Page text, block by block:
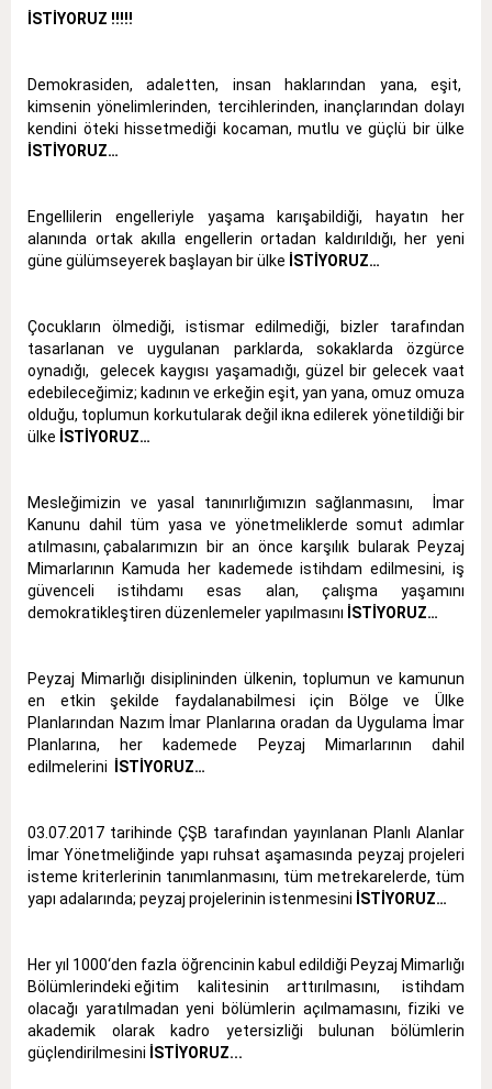
İSTİYORUZ !!!!!
Demokrasiden, adaletten, insan haklarından yana, eşit,
kimsenin yönelimlerinden, tercihlerinden, inançlarından dolayı
kendini öteki hissetmediği kocaman, mutlu ve güçlü bir ülke
İSTİYORUZ…
Engellilerin engelleriyle yaşama karışabildiği, hayatın her
alanında ortak akılla engellerin ortadan kaldırıldığı, her yeni
güne gülümseyerek başlayan bir ülke İSTİYORUZ…
Çocukların ölmediği, istismar edilmediği, bizler tarafından
tasarlanan ve uygulanan parklarda, sokaklarda özgürce
oynadığı, gelecek kaygısı yaşamadığı, güzel bir gelecek vaat
edebileceğimiz; kadının ve erkeğin eşit, yan yana, omuz omuza
olduğu, toplumun korkutularak değil ikna edilerek yönetildiği bir
ülke İSTİYORUZ…
Mesleğimizin ve yasal tanınırlığımızın sağlanmasını, İmar
Kanunu dahil tüm yasa ve yönetmeliklerde somut adımlar
atılmasını, çabalarımızın bir an önce karşılık bularak Peyzaj
Mimarlarının Kamuda her kademede istihdam edilmesini, iş
güvenceli istihdamı esas alan, çalışma yaşamını
demokratikleştiren düzenlemeler yapılmasını İSTİYORUZ…
Peyzaj Mimarlığı disiplininden ülkenin, toplumun ve kamunun
en etkin şekilde faydalanabilmesi için Bölge ve Ülke
Planlarından Nazım İmar Planlarına oradan da Uygulama İmar
Planlarına, her kademede Peyzaj Mimarlarının dahil
edilmelerini
İSTİYORUZ…
03.07.2017 tarihinde ÇŞB tarafından yayınlanan Planlı Alanlar
İmar Yönetmeliğinde yapı ruhsat aşamasında peyzaj projeleri
isteme kriterlerinin tanımlanmasını, tüm metrekarelerde, tüm
yapı adalarında; peyzaj projelerinin istenmesini İSTİYORUZ…
Her yıl 1000‘den fazla öğrencinin kabul edildiği Peyzaj Mimarlığı
Bölümlerindeki eğitim kalitesinin arttırılmasını, istihdam
olacağı yaratılmadan yeni bölümlerin açılmamasını, fiziki ve
akademik olarak kadro yetersizliği bulunan bölümlerin
güçlendirilmesini İSTİYORUZ...